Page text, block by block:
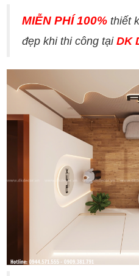
MIỄN PHÍ 100% thiết
đẹp khi thi công tạiDK